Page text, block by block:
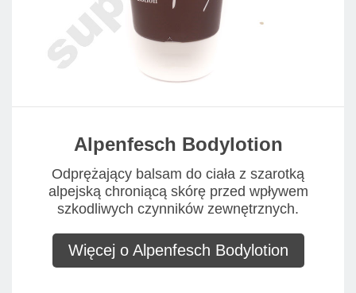
Alpenfesch Bodylotion
Odprężający balsam do ciała z szarotką
alpejską chroniącą skórę przed wpływem
szkodliwych czynników zewnętrznych.
Więcej o Alpenfesch Bodylotion